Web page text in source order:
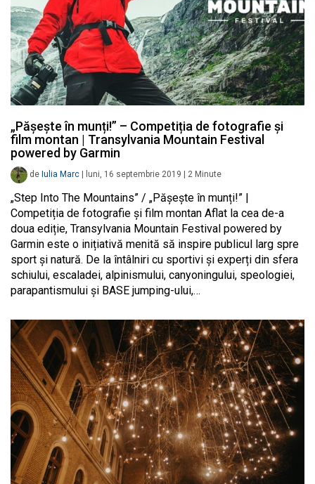
„Pășește în munți!” – Competiția de fotografie și
film montan | Transylvania Mountain Festival
powered by Garmin
de Iulia Marc luni, 16 septembrie 2019 2 Minute
„Step Into The Mountains” / „Pășește în munți!” |
Competiția de fotografie și film montan Aflat la cea de-a
doua ediție, Transylvania Mountain Festival powered by
Garmin este o inițiativă menită să inspire publicul larg spre
sport și natură. De la întâlniri cu sportivi și experți din sfera
schiului, escaladei, alpinismului, canyoningului, speologiei,
parapantismului și BASE jumping-ului,…